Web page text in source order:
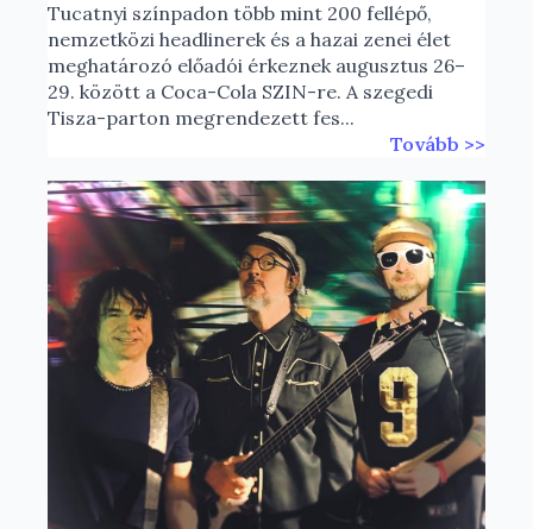
Tucatnyi színpadon több mint 200 fellépő,
nemzetközi headlinerek és a hazai zenei élet
meghatározó előadói érkeznek augusztus 26–
29. között a Coca-Cola SZIN-re. A szegedi
Tisza-parton megrendezett fes...
Tovább >>